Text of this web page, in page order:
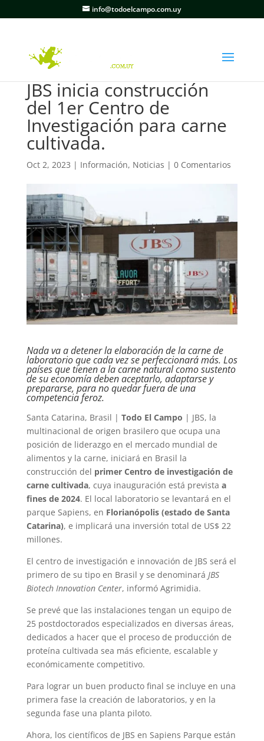
info@todoelcampo.com.uy
JBS inicia construcción
del 1er Centro de
Investigación para carne
cultivada.
Oct 2, 2023 | Información, Noticias | 0 Comentarios
Nada va a detener la elaboración de la carne de
laboratorio que cada vez se perfeccionará más. Los
países que tienen a la carne natural como sustento
de su economía deben aceptarlo, adaptarse y
prepararse, para no quedar fuera de una
competencia feroz.
Santa Catarina, Brasil | Todo El Campo | JBS, la
multinacional de origen brasilero que ocupa una
posición de liderazgo en el mercado mundial de
alimentos y la carne, iniciará en Brasil la
construcción del primer Centro de investigación de
carne cultivada, cuya inauguración está prevista a
fines de 2024. El local laboratorio se levantará en el
parque Sapiens, en Florianópolis (estado de Santa
Catarina), e implicará una inversión total de US$ 22
millones.
El centro de investigación e innovación de JBS será el
primero de su tipo en Brasil y se denominará JBS
Biotech Innovation Center, informó Agrimidia.
Se prevé que las instalaciones tengan un equipo de
25 postdoctorados especializados en diversas áreas,
dedicados a hacer que el proceso de producción de
proteína cultivada sea más eficiente, escalable y
económicamente competitivo.
Para lograr un buen producto final se incluye en una
primera fase la creación de laboratorios, y en la
segunda fase una planta piloto.
Ahora, los científicos de JBS en Sapiens Parque están